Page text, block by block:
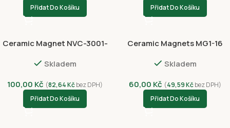
Přidat Do Košíku Přidat Do Košíku
Ceramic Magnet NVC-3001-
Skladem
100,00 Kč (82,64Kčbez DPH)
Přidat Do Košíku
Ceramic Magnets MG1-16
Skladem
60,00 Kč (49,59Kčbez DPH)
Přidat Do Košíku